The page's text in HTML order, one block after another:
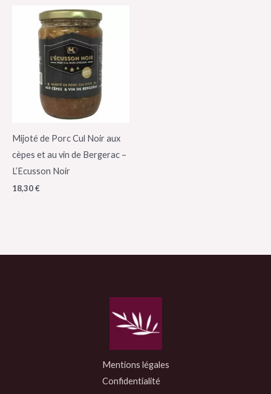
Mijoté de Porc Cul Noir aux
cèpes et au vin de Bergerac –
L’Ecusson Noir
18,30€
Mentions légales
Confidentialité